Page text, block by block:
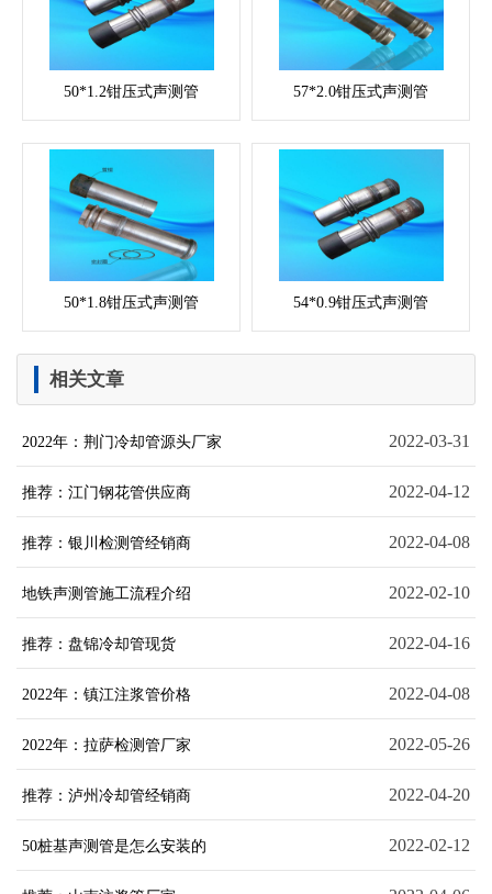
50*1.2钳压式声测管 57*2.0钳压式声测管
50*1.8钳压式声测管 54*0.9钳压式声测管
相关文章
2022-03-31
2022年：荆门冷却管源头厂家
2022-04-12
推荐：江门钢花管供应商
2022-04-08
推荐：银川检测管经销商
2022-02-10
地铁声测管施工流程介绍
2022-04-16
推荐：盘锦冷却管现货
2022-04-08
2022年：镇江注浆管价格
2022-05-26
2022年：拉萨检测管厂家
2022-04-20
推荐：泸州冷却管经销商
2022-02-12
50桩基声测管是怎么安装的